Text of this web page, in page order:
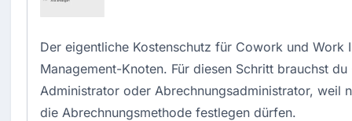
Der eigentliche Kostenschutz für Cowork und Work
Management-Knoten. Für diesen Schritt brauchst du
Administrator oder Abrechnungsadministrator, weil
die Abrechnungsmethode festlegen dürfen.